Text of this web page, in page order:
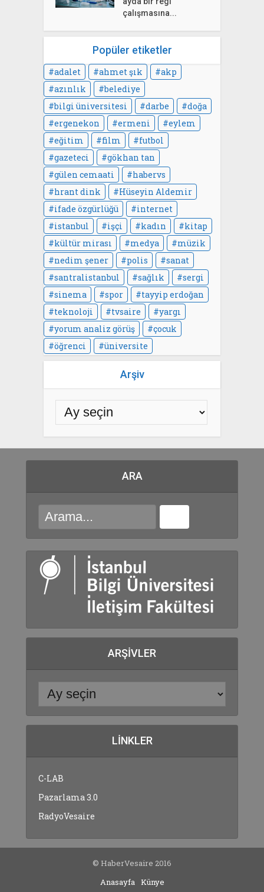
çalışmasına...
Popüler etiketler
adalet ahmet şık
akp
azınlık
belediye
bilgi üniversitesi
darbe
doğa
ergenekon
ermeni
eylem
eğitim
film
futbol
gazeteci
gökhan tan
gülen cemaati
habervs
hrant dink
Hüseyin Aldemir
ifade özgürlüğü
internet
istanbul
işçi kadın
kitap
kültür mirası
medya
müzik
nedim şener
polis
sanat
santralistanbul
sağlık
sergi
sinema
spor
tayyip erdoğan
teknoloji
tvsaire
yargı
yorum analiz görüş
çocuk
öğrenci
üniversite
Arşiv
ARA
ARŞIVLER
LINKLER
C-LAB
Pazarlama 3.0
RadyoVesaire
© HaberVesaire 2016
Anasayfa Künye